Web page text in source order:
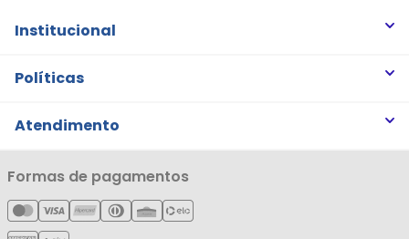
Institucional
Quem somos
Notícias
Cartão Líderzan
Políticas
Trocas e Devoluções
Política de Privacidade
Política de Entrega
Política de Reembolso
Atendimento
Minha Conta
Meus Pedidos
Meus Favoritos
Formas de pagamentos